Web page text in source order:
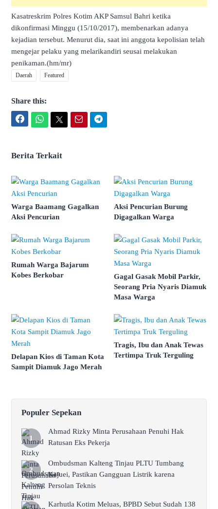
Kasatreskrim Polres Kotim AKP Samsul Bahri ketika
dikonfirmasi Minggu (15/10/2017), membenarkan adanya
kejadian tersebut. Menurut dia, saat ini anggota kepolisian telah
mengejar pelaku yang melarikandiri seusai melakukan
penikaman.(hm/mr)
Daerah Featured
Share this:
Berita Terkait
Warga Baamang Gagalkan
Aksi Pencurian
Aksi Pencurian Burung
Digagalkan Warga
Rumah Warga Bajarum
Kobes Berkobar
Gagal Gasak Mobil Parkir,
Seorang Pria Nyaris Diamuk
Masa Warga
Delapan Kios di Taman Kota
Sampit Diamuk Jago Merah
Tragis, Ibu dan Anak Tewas
Tertimpa Truk Terguling
Populer Sepekan
Ahmad Rizky Minta Perusahaan Penuhi Hak
Ratusan Eks Pekerja
Ombudsman Kalteng Tinjau PLTU Tumbang
Kajuei, Pastikan Gangguan Listrik karena
Persolan Teknis
Karhutla Kotim Meluas, BPBD Sebut Sudah 138